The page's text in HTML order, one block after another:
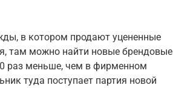
в котором продают уцененные
там можно найти новые брендовые
раз меньше, чем в фирменном
туда поступает партия новой